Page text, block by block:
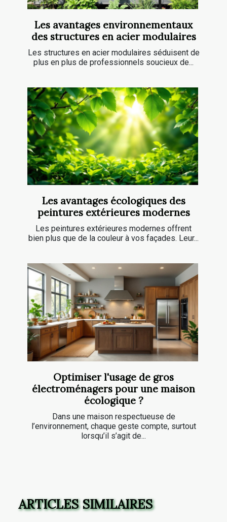
Les avantages environnementaux
des structures en acier modulaires
Les structures en acier modulaires séduisent de
plus en plus de professionnels soucieux de...
Les avantages écologiques des
peintures extérieures modernes
Les peintures extérieures modernes offrent
bien plus que de la couleur à vos façades. Leur...
Optimiser l'usage de gros
électroménagers pour une maison
écologique ?
Dans une maison respectueuse de
l’environnement, chaque geste compte, surtout
lorsqu’il s’agit de...
ARTICLES SIMILAIRES